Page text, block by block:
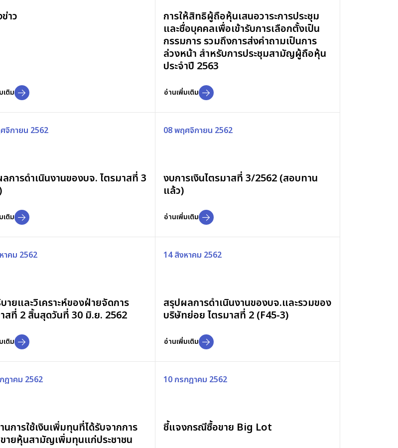
าว
เติม
การให้สิทธิผู้ถือหุ้นเสนอวาระการประชุม
และชื่อบุคคลเพื่อเข้ารับการเลือกตั้งเป็น
กรรมการ รวมถึงการส่งคำถามเป็นการ
ล่วงหน้า สำหรับการประชุมสามัญผู้ถือหุ้น
ประจำปี 2563
อ่านเพิ่มเติม
จิกายน 2562
การดำเนินงานของบจ. ไตรมาสที่ 3
เติม
08 พฤศจิกายน 2562
งบการเงินไตรมาสที่ 3/2562 (สอบทาน
แล้ว)
อ่านเพิ่มเติม
าคม 2562
ายและวิเคราะห์ของฝ่ายจัดการ
สที่ 2 สิ้นสุดวันที่ 30 มิ.ย. 2562
เติม
14 สิงหาคม 2562
สรุปผลการดำเนินงานของบจ.และรวมของ
บริษัทย่อย ไตรมาสที่ 2 (F45-3)
อ่านเพิ่มเติม
ฎาคม 2562
นการใช้เงินเพิ่มทุนที่ได้รับจากการ
ายหุ้นสามัญเพิ่มทุนแก่ประชาชน
10 กรกฎาคม 2562
ชี้แจงกรณีซื้อขาย Big Lot